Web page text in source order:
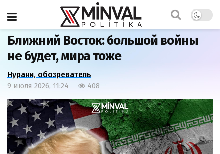
Главная
Ближний Восток: большой войны
не будет, мира тоже
Нурани, обозреватель
9 июля 2026, 11:24 408